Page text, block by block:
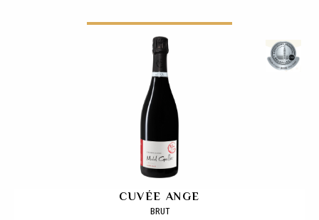
CUVÉE ANGE
BRUT